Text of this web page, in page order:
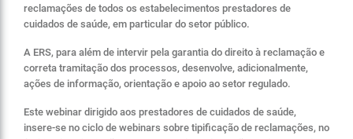
reclamações de todos os estabelecimentos prestadores de
cuidados de saúde, em particular do setor público.
A ERS, para além de intervir pela garantia do direito à reclamação e
correta tramitação dos processos, desenvolve, adicionalmente,
ações de informação, orientação e apoio ao setor regulado.
Este webinar dirigido aos prestadores de cuidados de saúde,
insere-se no ciclo de webinars sobre tipificação de reclamações, no